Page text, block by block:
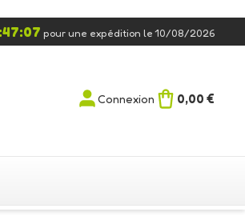
pour une expédition le 10/08/2026
Connexion 0,00 €